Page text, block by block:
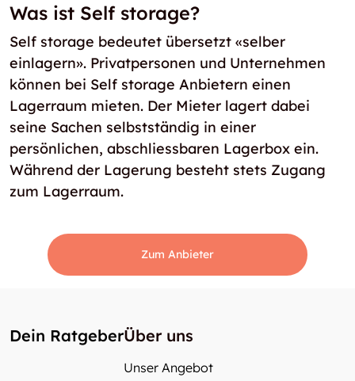
Was ist Self storage?
Self storage bedeutet übersetzt «selber
einlagern». Privatpersonen und Unternehmen
können bei Self storage Anbietern einen
Lagerraum mieten. Der Mieter lagert dabei
seine Sachen selbstständig in einer
persönlichen, abschliessbaren Lagerbox ein.
Während der Lagerung besteht stets Zugang
zum Lagerraum.
Zum Anbieter
Dein RatgeberÜber uns
Unser Angebot